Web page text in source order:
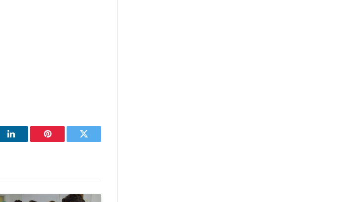
LinkedIn Pinterest Twitter